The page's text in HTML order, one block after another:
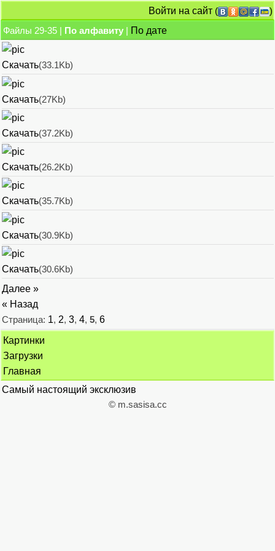
Войти на сайт (
)
Файлы 29-35 | По алфавиту | По дате
Скачать(33.1Kb)
Скачать(27Kb)
Скачать(37.2Kb)
Скачать(26.2Kb)
Скачать(35.7Kb)
Скачать(30.9Kb)
Скачать(30.6Kb)
Далее »
« Назад
Страница: 1, 2, 3, 4, 5, 6
Картинки
Загрузки
Главная
Самый настоящий эксклюзив
© m.sasisa.cc